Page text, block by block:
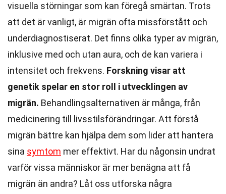
visuella störningar som kan föregå smärtan. Trots
att det är vanligt, är migrän ofta missförstått och
underdiagnostiserat. Det finns olika typer av migrän,
inklusive med och utan aura, och de kan variera i
intensitet och frekvens. Forskning visar att
genetik spelar en stor roll i utvecklingen av
migrän. Behandlingsalternativen är många, från
medicinering till livsstilsförändringar. Att förstå
migrän bättre kan hjälpa dem som lider att hantera
sina symtom mer effektivt. Har du någonsin undrat
varför vissa människor är mer benägna att få
migrän än andra? Låt oss utforska några